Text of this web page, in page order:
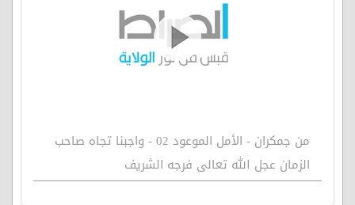
من جمكران - الأمل الموعود 02 - واجبنا تجاه صاحب
الزمان عجل الله تعالى فرجه الشريف